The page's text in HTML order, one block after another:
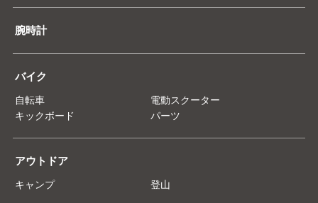
腕時計
バイク
自転車
電動スクーター
キックボード
パーツ
アウトドア
キャンプ 登山